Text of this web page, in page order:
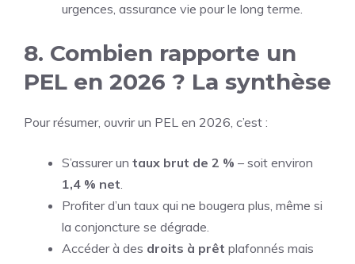
urgences, assurance vie pour le long terme.
8. Combien rapporte un
PEL en 2026 ? La synthèse
Pour résumer, ouvrir un PEL en 2026, c’est :
S’assurer un taux brut de 2 % – soit environ
1,4 % net.
Profiter d’un taux qui ne bougera plus, même si
la conjoncture se dégrade.
Accéder à des droits à prêt plafonnés mais